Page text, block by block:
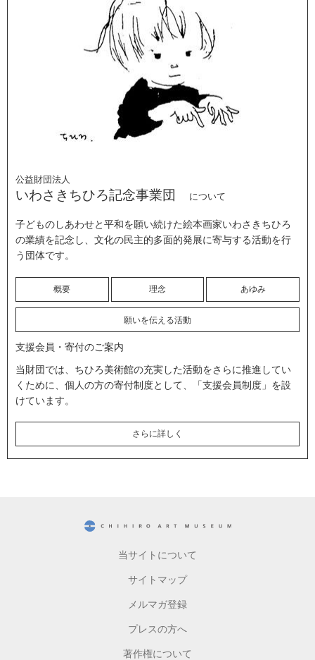
公益財団法人
いわさきちひろ記念事業団 について
子どものしあわせと平和を願い続けた絵本画家いわさきちひろ
の業績を記念し、文化の民主的多面的発展に寄与する活動を行
う団体です。
概要 理念 あゆみ
願いを伝える活動
支援会員・寄付のご案内
当財団では、ちひろ美術館の充実した活動をさらに推進してい
くために、個人の方の寄付制度として、「支援会員制度」を設
けています。
さらに詳しく
当サイトについて
サイトマップ
メルマガ登録
プレスの方へ
著作権について